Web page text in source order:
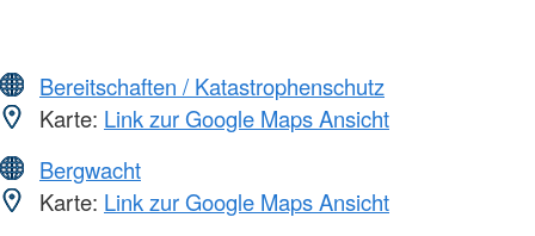
Bereitschaften / Katastrophenschutz
Karte: Link zur Google Maps Ansicht
Bergwacht
Karte: Link zur Google Maps Ansicht